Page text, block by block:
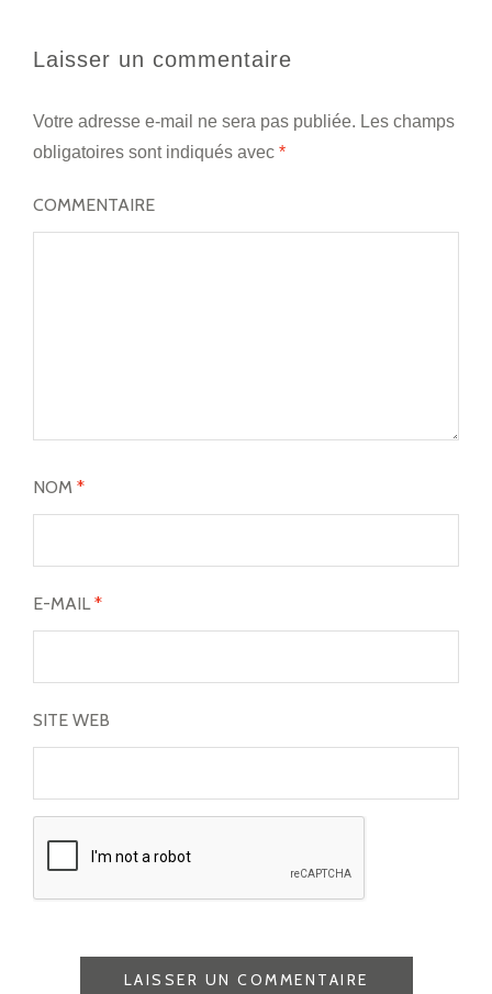
Laisser un commentaire
Votre adresse e-mail ne sera pas publiée. Les champs
obligatoires sont indiqués avec *
COMMENTAIRE
NOM *
E-MAIL*
SITE WEB